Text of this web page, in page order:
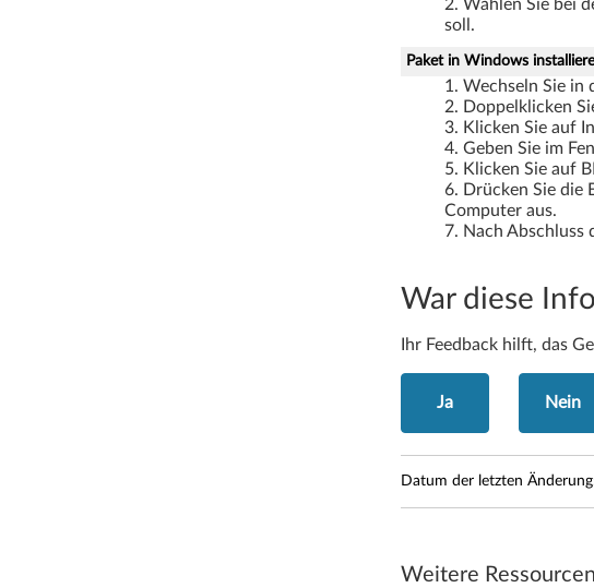
)
P
a
U
3
0
Wählen Sie bei
soll.
Paket in Windows
Wechseln Sie in
Doppelklicken
Klicken Sie auf
Geben Sie im
Klicken Sie auf
Drücken Sie die
Computer aus.
Nach Abschluss
War diese
Ihr Feedback hilft, das
Ja Nein
Datum der letzten
Weitere Ressourcen